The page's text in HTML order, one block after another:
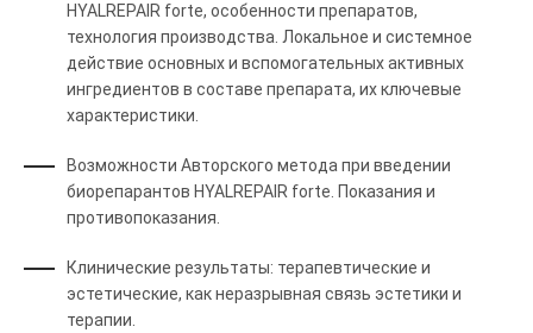
HYALREPAIR forte, особенности препаратов,
технология производства. Локальное и системное
действие основных и вспомогательных активных
ингредиентов в составе препарата, их ключевые
характеристики.
Возможности Авторского метода при введении
биорепарантов HYALREPAIR forte. Показания и
противопоказания.
Клинические результаты: терапевтические и
эстетические, как неразрывная связь эстетики и
терапии.